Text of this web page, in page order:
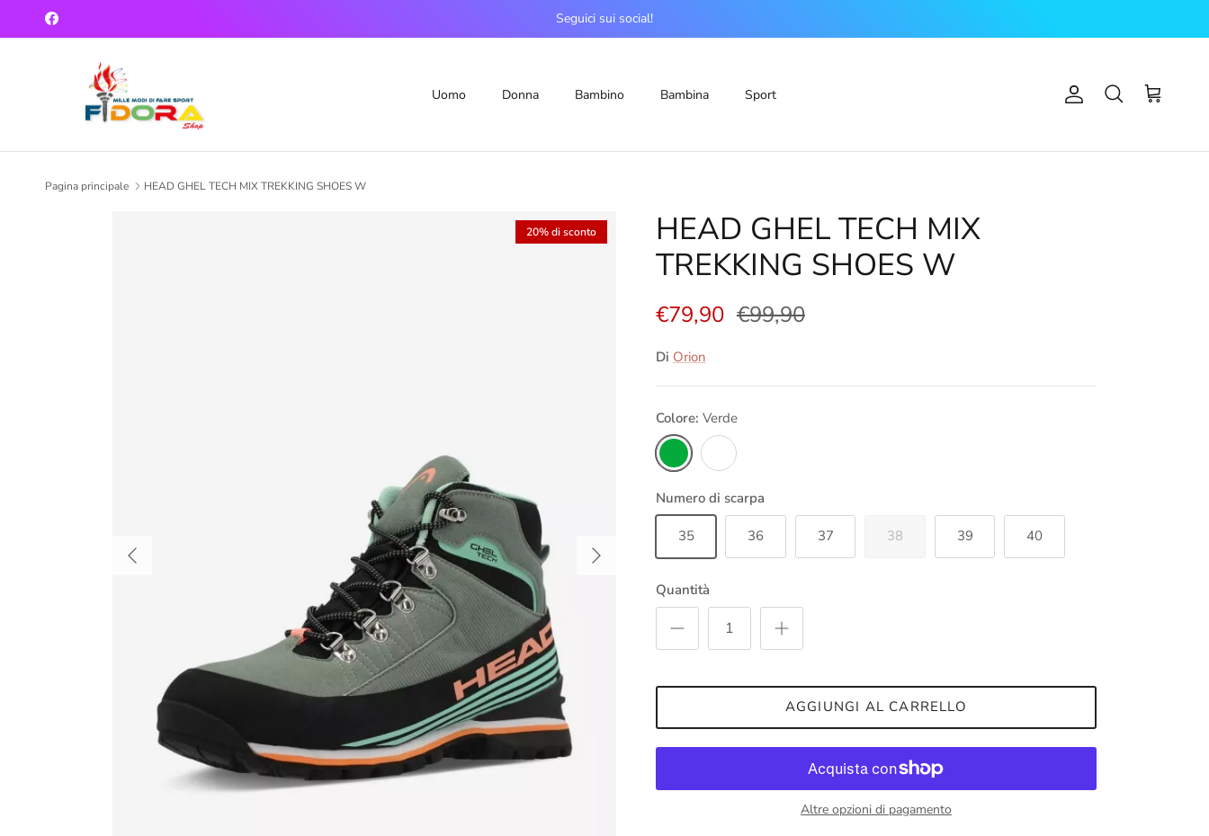
Passa ai contenuti
Facebook Seguici sui social!
Uomo Donna Bambino Bambina Sport Account
Cerca Carrello
Pagina principale HEAD GHEL TECH MIX TREKKING SHOES W
Indietro Avanti
20% di sconto
HEAD GHEL TECH MIX
TREKKING SHOES W
€79,90 €99,90
Di Orion
Colore: Verde
Verde
Viola
Numero di scarpa
35 36 37 38 39 40
Quantità
AGGIUNGI AL CARRELLO
Altre opzioni di pagamento